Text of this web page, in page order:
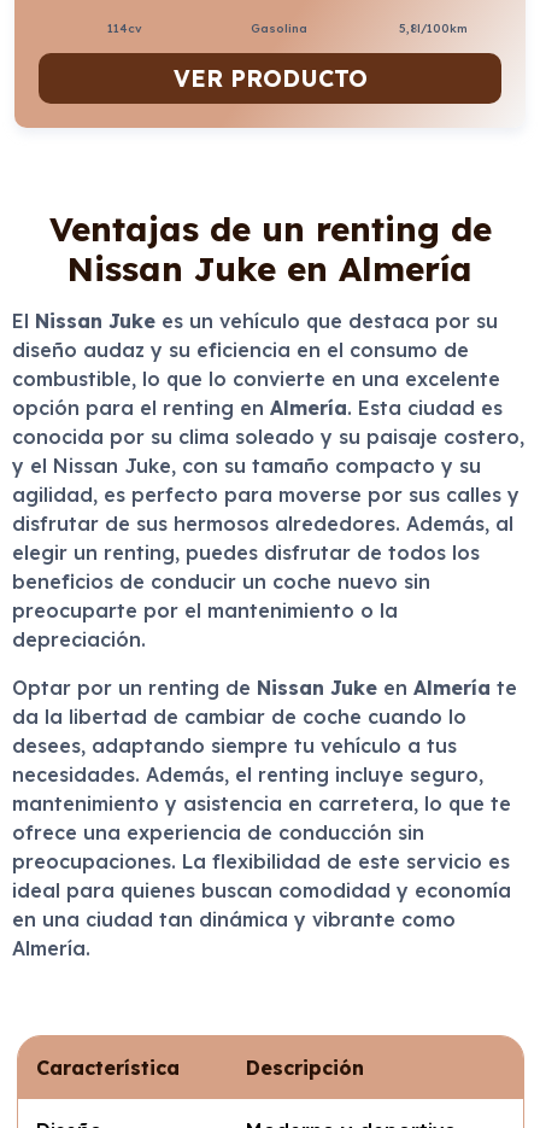
114cv Gasolina 5,8l/100km
VER PRODUCTO
Ventajas de un renting de
Nissan Juke en Almería
El Nissan Juke es un vehículo que destaca por su
diseño audaz y su eficiencia en el consumo de
combustible, lo que lo convierte en una excelente
opción para el renting en Almería. Esta ciudad es
conocida por su clima soleado y su paisaje costero,
y el Nissan Juke, con su tamaño compacto y su
agilidad, es perfecto para moverse por sus calles y
disfrutar de sus hermosos alrededores. Además, al
elegir un renting, puedes disfrutar de todos los
beneficios de conducir un coche nuevo sin
preocuparte por el mantenimiento o la
depreciación.
Optar por un renting de Nissan Juke en Almería te
da la libertad de cambiar de coche cuando lo
desees, adaptando siempre tu vehículo a tus
necesidades. Además, el renting incluye seguro,
mantenimiento y asistencia en carretera, lo que te
ofrece una experiencia de conducción sin
preocupaciones. La flexibilidad de este servicio es
ideal para quienes buscan comodidad y economía
en una ciudad tan dinámica y vibrante como
Almería.
Característica Descripción